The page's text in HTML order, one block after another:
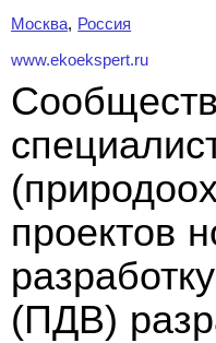
Москва, Россия
www.ekoekspert.ru
проектов
(ПДВ)